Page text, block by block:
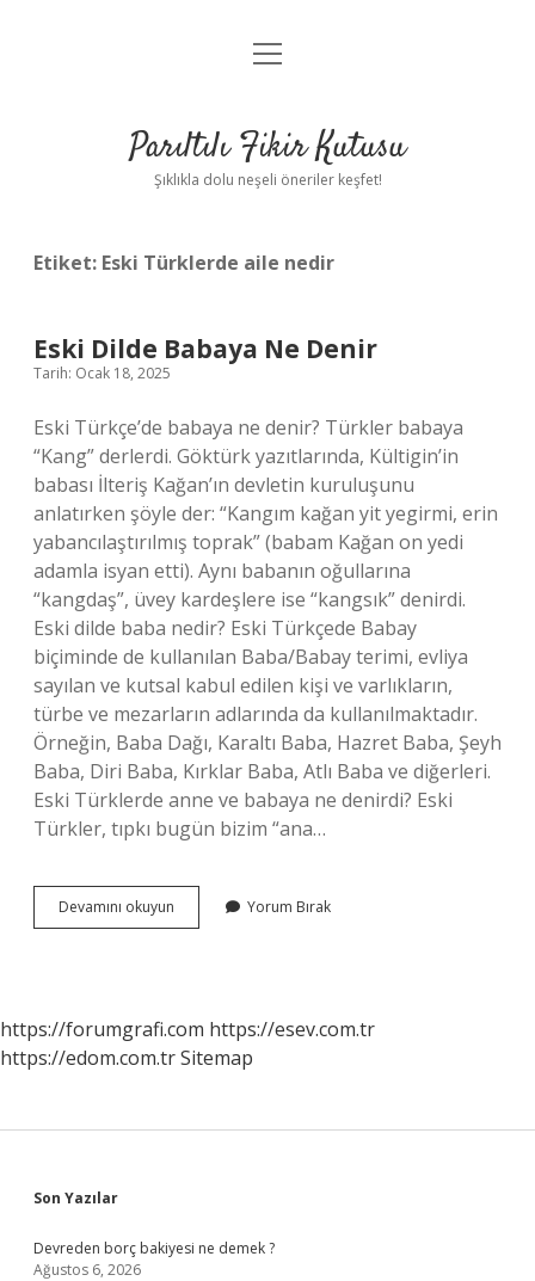
Anasayfa
Yasal Uyarı
menüyü
Parıltılı Fikir Kutusu
Şıklıkla dolu neşeli öneriler keşfet!
Etiket: Eski Türklerde aile nedir
Eski Dilde Babaya Ne Denir
Tarih: Ocak 18, 2025
Eski Türkçe’de babaya ne denir? Türkler babaya
“Kang” derlerdi. Göktürk yazıtlarında, Kültigin’in
babası İlteriş Kağan’ın devletin kuruluşunu
anlatırken şöyle der: “Kangım kağan yit yegirmi, erin
yabancılaştırılmış toprak” (babam Kağan on yedi
adamla isyan etti). Aynı babanın oğullarına
“kangdaş”, üvey kardeşlere ise “kangsık” denirdi.
Eski dilde baba nedir? Eski Türkçede Babay
biçiminde de kullanılan Baba/Babay terimi, evliya
sayılan ve kutsal kabul edilen kişi ve varlıkların,
türbe ve mezarların adlarında da kullanılmaktadır.
Örneğin, Baba Dağı, Karaltı Baba, Hazret Baba, Şeyh
Baba, Diri Baba, Kırklar Baba, Atlı Baba ve diğerleri.
Eski Türklerde anne ve babaya ne denirdi? Eski
Türkler, tıpkı bugün bizim “ana…
Devamını okuyun
Dilde
Yorum Bırak
https://forumgrafi.com https://esev.com.tr
https://edom.com.trSitemap
Sidebar
Son Yazılar
Devreden borç bakiyesi ne demek ?
Ağustos 6, 2026